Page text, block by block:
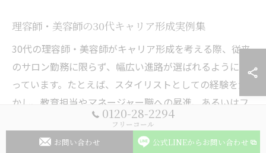
理容師・美容師の30代キャリア形成実例集
30代の理容師・美容師がキャリア形成を考える際、従来
のサロン勤務に限らず、幅広い進路が選ばれるようにな
っています。たとえば、スタイリストとしての経験を活
かし、教育担当やマネージャー職への昇進、あるいはフ
リーランスとして独立する方が増加傾向です。これらの
道は、収入安定や自己裁量の広がりといったメリットが
0120-28-2294
フリーコール
お問い合わせ 公式LINEからお問い合わせ